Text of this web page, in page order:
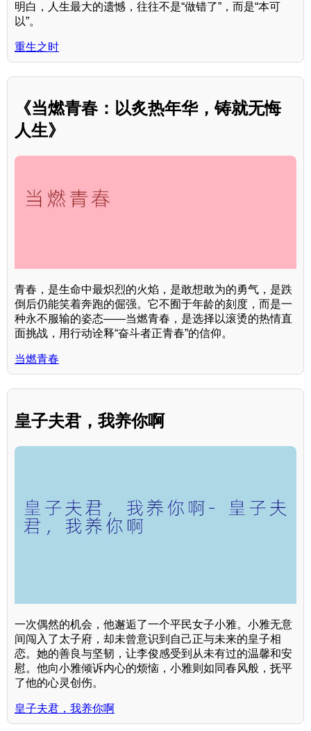
明白，人生最大的遗憾，往往不是“做错了”，而是“本可
以”。
重生之时
《当燃青春：以炙热年华，铸就无悔
人生》
青春，是生命中最炽烈的火焰，是敢想敢为的勇气，是跌
倒后仍能笑着奔跑的倔强。它不囿于年龄的刻度，而是一
种永不服输的姿态——当燃青春，是选择以滚烫的热情直
面挑战，用行动诠释“奋斗者正青春”的信仰。
当燃青春
皇子夫君，我养你啊
一次偶然的机会，他邂逅了一个平民女子小雅。小雅无意
间闯入了太子府，却未曾意识到自己正与未来的皇子相
恋。她的善良与坚韧，让李俊感受到从未有过的温馨和安
慰。他向小雅倾诉内心的烦恼，小雅则如同春风般，抚平
了他的心灵创伤。
皇子夫君，我养你啊